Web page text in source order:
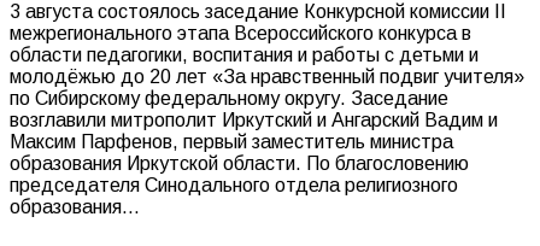
3 августа состоялось заседание Конкурсной комиссии II
межрегионального этапа Всероссийского конкурса в
области педагогики, воспитания и работы с детьми и
молодёжью до 20 лет «За нравственный подвиг учителя»
по Сибирскому федеральному округу. Заседание
возглавили митрополит Иркутский и Ангарский Вадим и
Максим Парфенов, первый заместитель министра
образования Иркутской области. По благословению
председателя Синодального отдела религиозного
образования…